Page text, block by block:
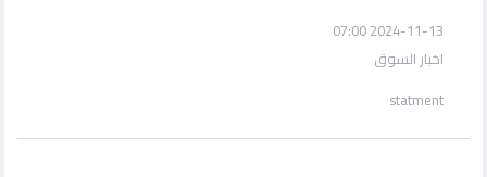
2024-11-13 07:00
اخبار السوق
statment